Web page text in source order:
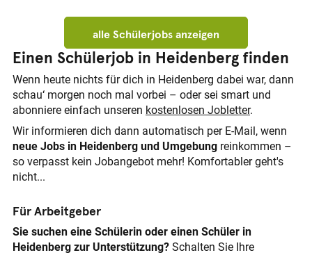
alle Schülerjobs anzeigen
Einen Schülerjob in Heidenberg finden
Wenn heute nichts für dich in Heidenberg dabei war, dann
schau‘ morgen noch mal vorbei – oder sei smart und
abonniere einfach unseren kostenlosen Jobletter.
Wir informieren dich dann automatisch per E-Mail, wenn
neue Jobs in Heidenberg und Umgebung reinkommen –
so verpasst kein Jobangebot mehr! Komfortabler geht's
nicht...
Für Arbeitgeber
Sie suchen eine Schülerin oder einen Schüler in
Heidenberg zur Unterstützung? Schalten Sie Ihre